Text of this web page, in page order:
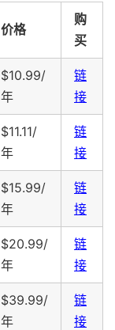
价格
购
买
$10.99/
年
链
接
$11.11/
年
链
接
$15.99/
年
链
接
$20.99/
年
链
接
$39.99/
年
链
接